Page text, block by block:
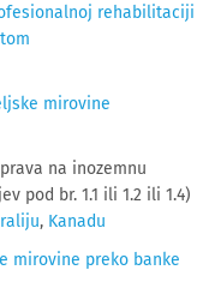
rehabilitaciji
mirovine
na inozemnu
pod br. 1.1 ili 1.2 ili 1.4)
, Kanadu
mirovine preko banke